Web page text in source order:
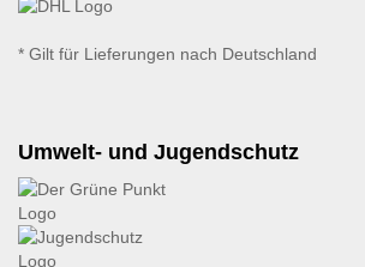
* Gilt für Lieferungen nach Deutschland
Umwelt- und Jugendschutz